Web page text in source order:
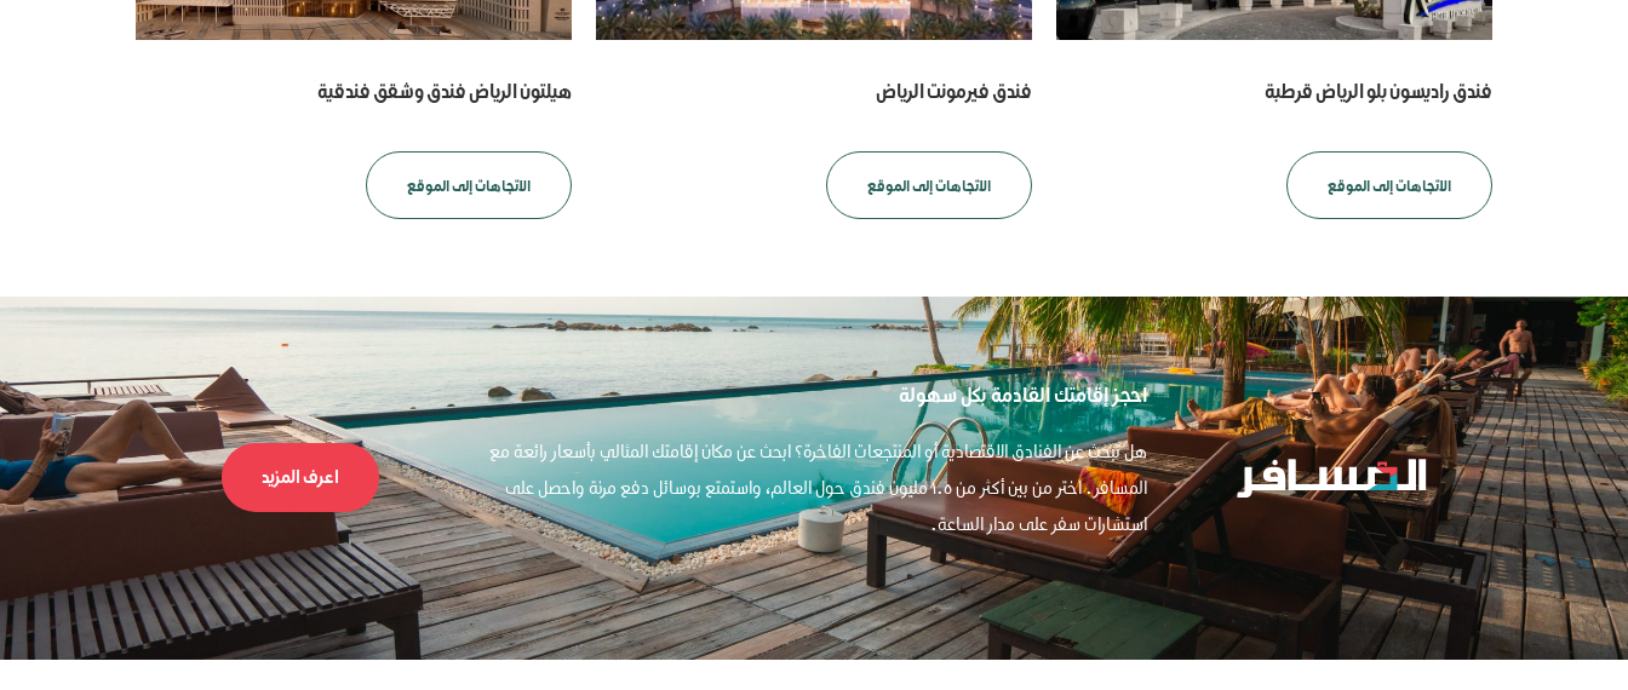
فندق راديسون بلو الرياض قرطبة
الاتجاهات إلى الموقع
فندق فيرمونت الرياض
الاتجاهات إلى الموقع
هيلتون الرياض فندق وشقق فندقية
الاتجاهات إلى الموقع
احجز إقامتك القادمة بكل سهولة
هل تبحث عن الفنادق الاقتصادية أو المنتجعات الفاخرة؟ ابحث عن مكان إقامتك المثالي بأسعار رائعة مع
المسافر. اختر من بين أكثر من ١.٥ مليون فندق حول العالم، واستمتع بوسائل دفع مرنة واحصل على
استشارات سفر على مدار الساعة.
اعرف المزيد